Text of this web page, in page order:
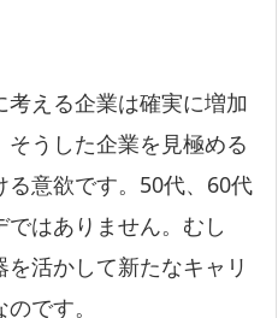
える企業は確実に増加
そうした企業を見極める
る意欲です。50代、60代
はありません。むし
活かして新たなキャリ
です。